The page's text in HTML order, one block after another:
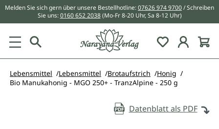
springen
Melden Sie sich gern über unsere Bestellhotline:07626 974 9700/ Schreiben
Sie uns:0160 652 2038 (Mo-Fr 8-20 Uhr, Sa 8-12 Uhr)
Du hast 0
Lebensmittel Lebensmittel Brotaufstrich
Honig
Bio Manukahonig - MGO 250+ - TranzAlpine - 250 g
Datenblatt als PDF